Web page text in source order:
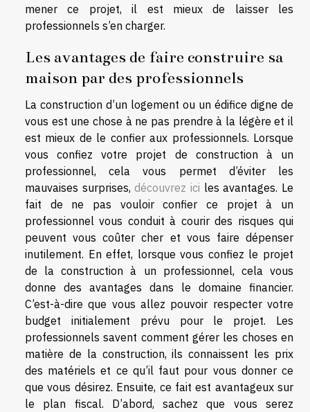
mener ce projet, il est mieux de laisser les
professionnels s’en charger.
Les avantages de faire construire sa
maison par des professionnels
La construction d’un logement ou un édifice digne de
vous est une chose à ne pas prendre à la légère et il
est mieux de le confier aux professionnels. Lorsque
vous confiez votre projet de construction à un
professionnel, cela vous permet d’éviter les
mauvaises surprises,découvrez ici les avantages. Le
fait de ne pas vouloir confier ce projet à un
professionnel vous conduit à courir des risques qui
peuvent vous coûter cher et vous faire dépenser
inutilement. En effet, lorsque vous confiez le projet
de la construction à un professionnel, cela vous
donne des avantages dans le domaine financier.
C’est-à-dire que vous allez pouvoir respecter votre
budget initialement prévu pour le projet. Les
professionnels savent comment gérer les choses en
matière de la construction, ils connaissent les prix
des matériels et ce qu’il faut pour vous donner ce
que vous désirez. Ensuite, ce fait est avantageux sur
le plan fiscal. D’abord, sachez que vous serez